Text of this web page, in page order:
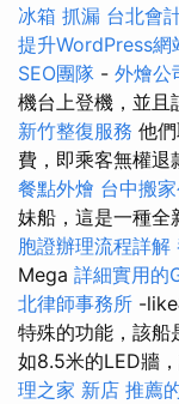
冰箱 抓漏 台北會
提升WordPress網
SEO團隊 - 外燴公
機台上登機，並且
新竹整復服務 他
費，即乘客無權退
餐點外燴 台中搬
妹船，這是一種全
胞證辦理流程詳解
Mega 詳細實用的
北律師事務所 -
特殊的功能，該船
如8.5米的LED牆
理之家 新店 推薦